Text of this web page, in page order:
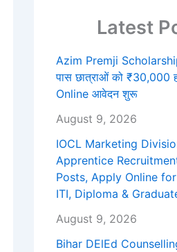
Latest
Azim Premji
पास छात्राओं को ₹30,000
Online आवेदन शुरू
August 9, 2026
IOCL Marketing
Apprentice
Posts, Apply Online
ITI, Diploma &
August 9, 2026
Bihar DElEd